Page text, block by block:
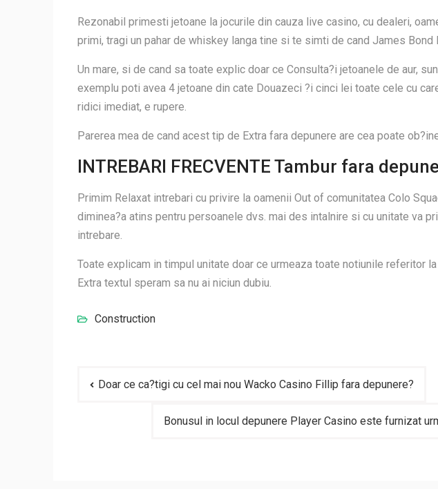
Rezonabil primesti jetoane la jocurile din cauza live casino, cu dealeri,
primi, tragi un pahar de whiskey langa tine si te simti de cand James Bond
Un mare, si de cand sa toate explic doar ce Consulta?i jetoanele de aur,
exemplu poti avea 4 jetoane din cate Douazeci ?i cinci lei toate cele cu
ridici imediat, e rupere.
Parerea mea de cand acest tip de Extra fara depunere are cea poate
INTREBARI FRECVENTE Tambur fara
Primim Relaxat intrebari cu privire la oamenii Out of comunitatea Colo
diminea?a atins pentru persoanele dvs. mai des intalnire si cu unitate va
intrebare.
Toate explicam in timpul unitate doar ce urmeaza toate notiunile referitor
Extra textul speram sa nu ai niciun dubiu.
Construction
Post
Doar ce ca?tigi cu cel mai nou Wacko Casino Fillip fara depunere?
Bonusul in locul depunere Player Casino este furnizat